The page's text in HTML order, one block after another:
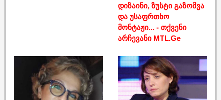
დიზაინი, ზუსტი გაზომვა
და უსაფრთხო
მონტაჟი... - თქვენი
არჩევანი MTL.Ge